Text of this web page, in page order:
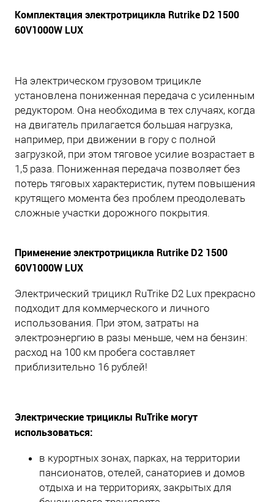
Комплектация электротрицикла Rutrike D2 1500
60V1000W LUX
На электрическом грузовом трицикле
установлена пониженная передача с усиленным
редуктором. Она необходима в тех случаях, когда
на двигатель прилагается большая нагрузка,
например, при движении в гору с полной
загрузкой, при этом тяговое усилие возрастает в
1,5 раза. Пониженная передача позволяет без
потерь тяговых характеристик, путем повышения
крутящего момента без проблем преодолевать
сложные участки дорожного покрытия.
Применение электротрицикла Rutrike D2 1500
60V1000W LUX
Электрический трицикл RuTrike D2 Lux прекрасно
подходит для коммерческого и личного
использования. При этом, затраты на
электроэнергию в разы меньше, чем на бензин:
расход на 100 км пробега составляет
приблизительно 16 рублей!
Электрические трициклы RuTrike могут
использоваться:
в курортных зонах, парках, на территории
пансионатов, отелей, санаториев и домов
отдыха и на территориях, закрытых для